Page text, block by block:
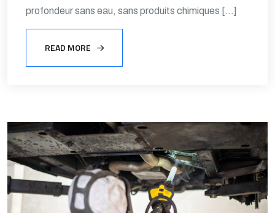
profondeur sans eau, sans produits chimiques […]
READ MORE